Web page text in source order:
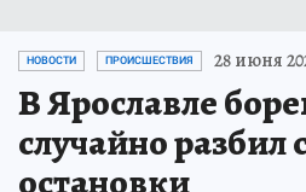
НОВОСТИ ПРОИСШЕСТВИЯ 28 июня
В Ярославле
случайно разбил